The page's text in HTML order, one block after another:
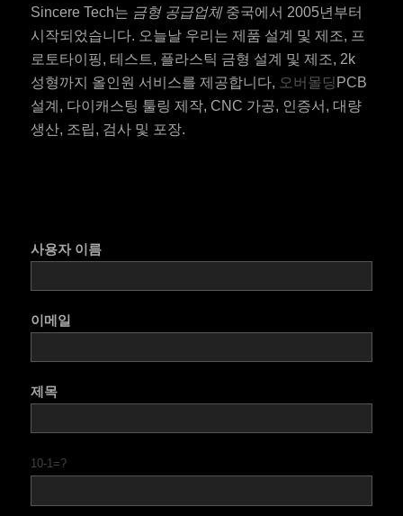
Sincere Tech는 금형 공급업체중국에서 2005년부터
시작되었습니다. 오늘날 우리는 제품 설계 및 제조, 프
로토타이핑, 테스트, 플라스틱 금형 설계 및 제조, 2k
성형까지 올인원 서비스를 제공합니다, 오버몰딩 PCB
설계, 다이캐스팅 툴링 제작, CNC 가공, 인증서, 대량
생산, 조립, 검사 및 포장.
사용자 이름
이메일
제목
10-1=?